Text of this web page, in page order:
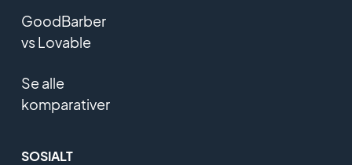
GoodBarber
vs Lovable
Se alle
komparativer
SOSIALT